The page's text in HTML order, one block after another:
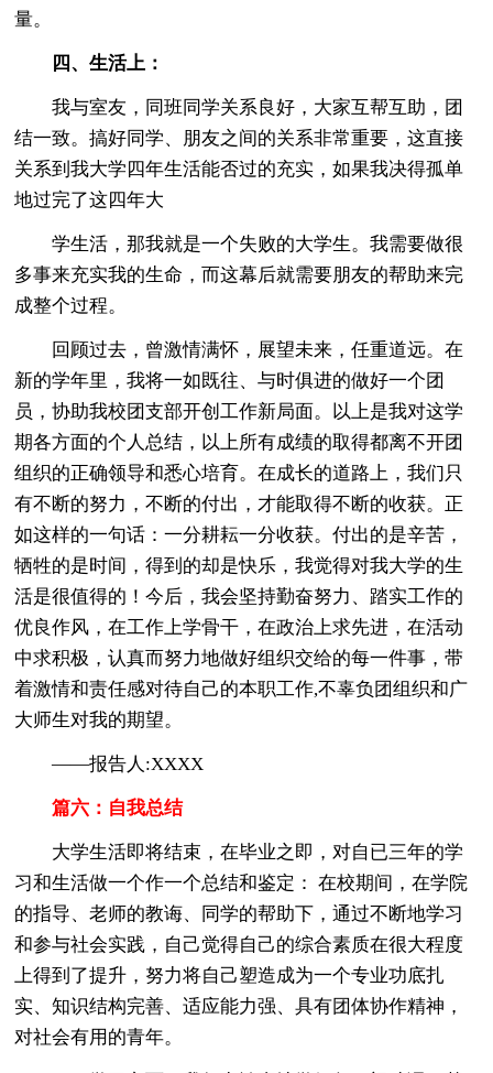
量。
四、生活上：
我与室友，同班同学关系良好，大家互帮互助，团
结一致。搞好同学、朋友之间的关系非常重要，这直接
关系到我大学四年生活能否过的充实，如果我决得孤单
地过完了这四年大
学生活，那我就是一个失败的大学生。我需要做很
多事来充实我的生命，而这幕后就需要朋友的帮助来完
成整个过程。
回顾过去，曾激情满怀，展望未来，任重道远。在
新的学年里，我将一如既往、与时俱进的做好一个团
员，协助我校团支部开创工作新局面。以上是我对这学
期各方面的个人总结，以上所有成绩的取得都离不开团
组织的正确领导和悉心培育。在成长的道路上，我们只
有不断的努力，不断的付出，才能取得不断的收获。正
如这样的一句话：一分耕耘一分收获。付出的是辛苦，
牺牲的是时间，得到的却是快乐，我觉得对我大学的生
活是很值得的！今后，我会坚持勤奋努力、踏实工作的
优良作风，在工作上学骨干，在政治上求先进，在活动
中求积极，认真而努力地做好组织交给的每一件事，带
着激情和责任感对待自己的本职工作,不辜负团组织和广
大师生对我的期望。
——报告人:XXXX
篇六：自我总结
大学生活即将结束，在毕业之即，对自已三年的学
习和生活做一个作一个总结和鉴定： 在校期间，在学院
的指导、老师的教诲、同学的帮助下，通过不断地学习
和参与社会实践，自己觉得自己的综合素质在很大程度
上得到了提升，努力将自己塑造成为一个专业功底扎
实、知识结构完善、适应能力强、具有团体协作精神，
对社会有用的青年。